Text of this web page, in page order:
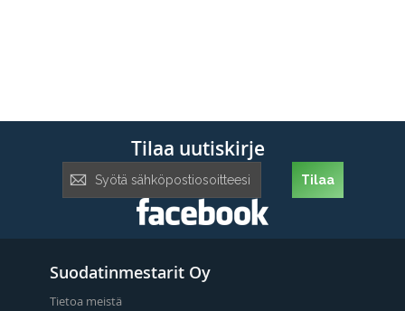
Tilaa uutiskirje
uutiskirje:
Tilaa
Suodatinmestarit Oy
Tietoa meistä